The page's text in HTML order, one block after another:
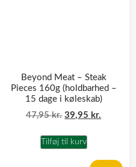
Beyond Meat – Steak
Pieces 160g (holdbarhed –
15 dage i køleskab)
47,95kr. 39,95 kr.
Tilføj til kurv